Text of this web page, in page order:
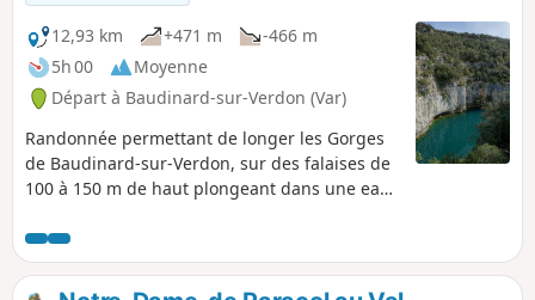
12,93 km
+471 m
-466 m
5h 00
Moyenne
Départ à Baudinard-sur-Verdon (Var)
Randonnée permettant de longer les Gorges
de Baudinard-sur-Verdon, sur des falaises de
100 à 150 m de haut plongeant dans une eau
la Colline, offrant de nombreuses vues
imprenables sur le Lac de Sainte-Croix-du-
Verdon, pour enfin arriver à la Chapelle Notre-